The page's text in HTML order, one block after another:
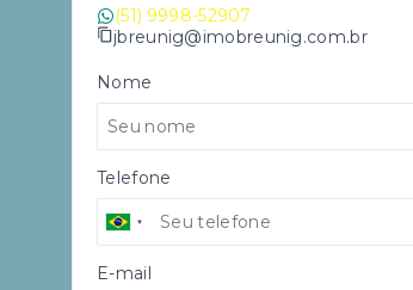
(51) 9998-52907
jbreunig@imobreunig.com.br
Nome
Telefone
E-mail